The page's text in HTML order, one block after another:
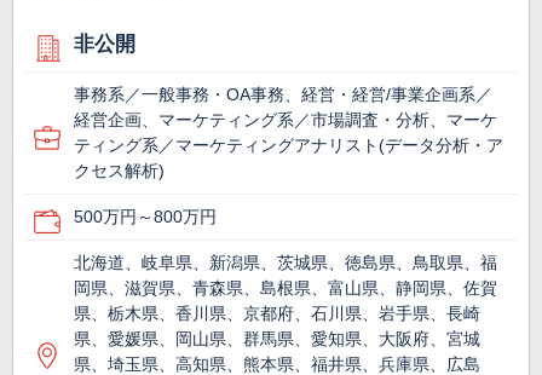
非公開
事務系／一般事務・OA事務、経営・経営/事業企画系／
経営企画、マーケティング系／市場調査・分析、マーケ
ティング系／マーケティングアナリスト(データ分析・ア
クセス解析)
500万円～800万円
北海道、岐阜県、新潟県、茨城県、徳島県、鳥取県、福
岡県、滋賀県、青森県、島根県、富山県、静岡県、佐賀
県、栃木県、香川県、京都府、石川県、岩手県、長崎
県、愛媛県、岡山県、群馬県、愛知県、大阪府、宮城
県、埼玉県、高知県、熊本県、福井県、兵庫県、広島